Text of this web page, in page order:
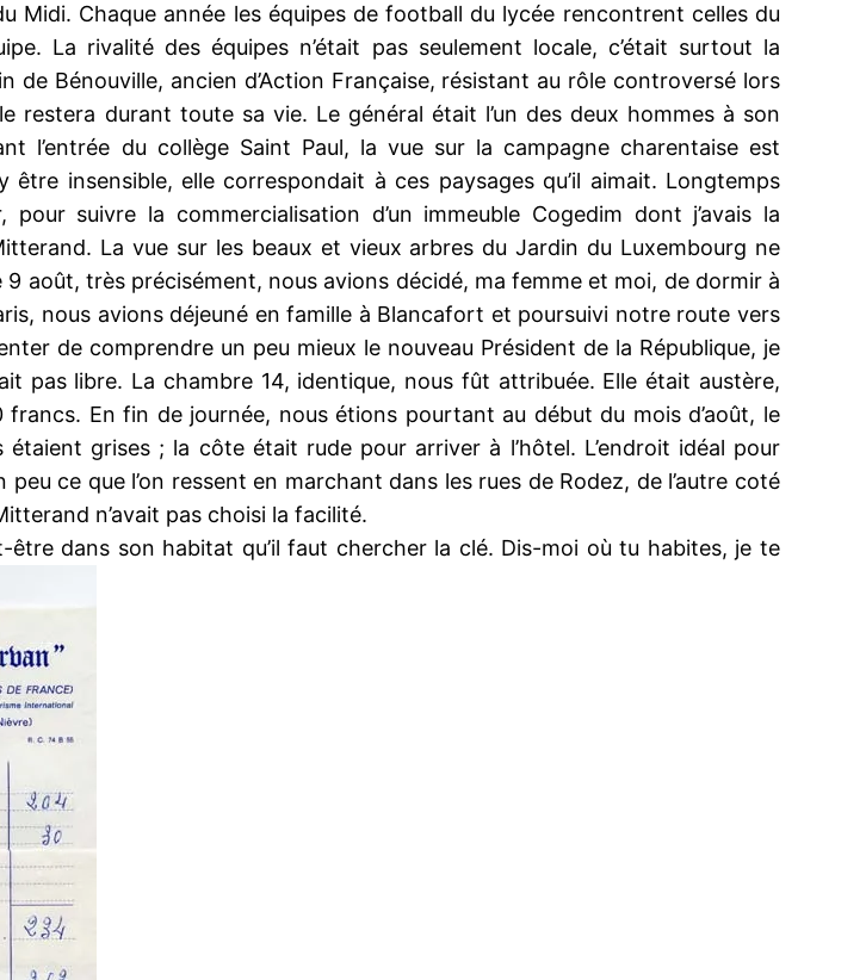
Midi. Chaque année les équipes de football du lycée rencontrent celles du
La rivalité des équipes n’était pas seulement locale, c’était surtout la
de Bénouville, ancien d’Action Française, résistant au rôle controversé lors
restera durant toute sa vie. Le général était l’un des deux hommes à son
l’entrée du collège Saint Paul, la vue sur la campagne charentaise est
insensible, elle correspondait à ces paysages qu’il aimait. Longtemps
suivre la commercialisation d’un immeuble Cogedim dont j’avais la
La vue sur les beaux et vieux arbres du Jardin du Luxembourg ne
9 août, très précisément, nous avions décidé, ma femme et moi, de dormir à
nous avions déjeuné en famille à Blancafort et poursuivi notre route vers
de comprendre un peu mieux le nouveau Président de la République, je
pas libre. La chambre 14, identique, nous fût attribuée. Elle était austère,
En fin de journée, nous étions pourtant au début du mois d’août, le
grises ; la côte était rude pour arriver à l’hôtel. L’endroit idéal pour
ce que l’on ressent en marchant dans les rues de Rodez, de l’autre coté
n’avait pas choisi la facilité.
être dans son habitat qu’il faut chercher la clé. Dis-moi où tu habites, je te